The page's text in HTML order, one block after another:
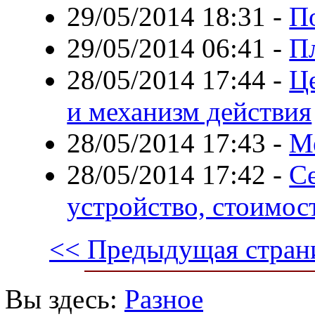
29/05/2014 18:31 -
29/05/2014 06:41 -
28/05/2014 17:44 -
и механизм действия
28/05/2014 17:43 -
28/05/2014 17:42 -
устройство,
<< Предыдущая
Вы здесь: Разное